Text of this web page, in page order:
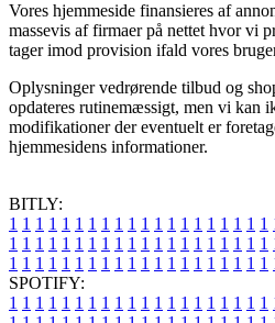
Vores hjemmeside finansieres af
massevis af firmaer på nettet hvor vi
tager imod provision ifald vores
Oplysninger vedrørende tilbud og
opdateres rutinemæssigt, men vi kan
modifikationer der eventuelt er
hjemmesidens informationer.
BITLY:
1 1 1 1 1 1 1 1 1 1 1 1 1 1 1 1 1 1 1 1
1 1 1 1 1 1 1 1 1 1 1 1 1 1 1 1 1 1 1 1
1 1 1 1 1 1 1 1 1 1 1 1 1 1 1 1 1 1 1 1
SPOTIFY:
1 1 1 1 1 1 1 1 1 1 1 1 1 1 1 1 1 1 1 1